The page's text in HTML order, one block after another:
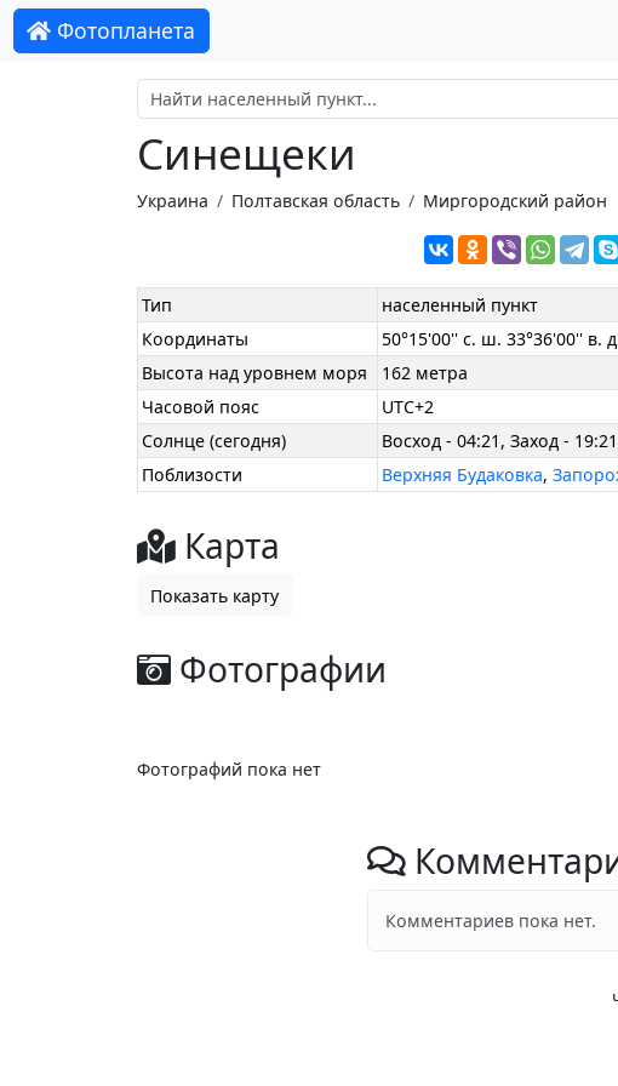
Фотопланета
Синещеки
Украина Полтавская область Миргородский район
Тип
населенный пункт
Координаты
50°15'00'' с. ш. 33°36'00'' в.
Высота над уровнем моря
162 метра
Часовой пояс
UTC+2
Солнце (сегодня)
Восход - 04:21, Заход - 19:21
Поблизости
Верхняя Будаковка,
Карта
Показать карту
Фотографии
Фотографий пока нет
Комментариев пока нет.